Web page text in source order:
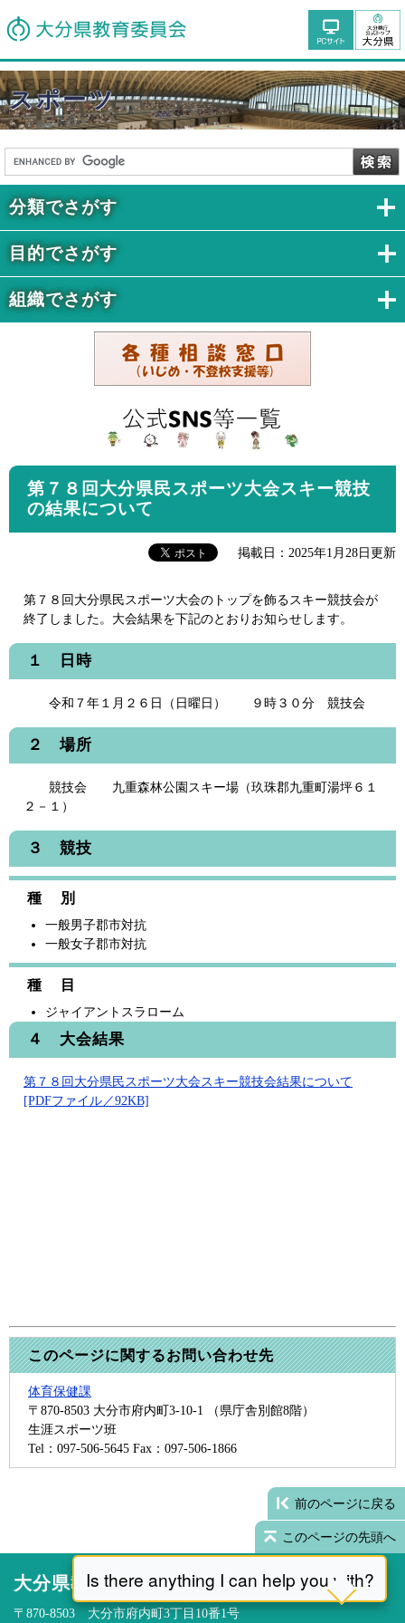
スポーツ
第７８回大分県民スポーツ大会スキー競技
の結果について
掲載日：2025年1月28日更新
第７８回大分県民スポーツ大会のトップを飾るスキー競技会が
終了しました。大会結果を下記のとおりお知らせします。
１ 日時
令和７年１月２６日（日曜日） ９時３０分 競技会
２ 場所
競技会 九重森林公園スキー場（玖珠郡九重町湯坪６１
２－１）
３ 競技
種 別
一般男子郡市対抗
一般女子郡市対抗
種 目
ジャイアントスラローム
４ 大会結果
第７８回大分県民スポーツ大会スキー競技会結果について
[PDFファイル／92KB]
このページに関するお問い合わせ先
体育保健課
〒870-8503 大分市府内町3-10-1 （県庁舎別館8階）
生涯スポーツ班
Tel：097-506-5645 Fax：097-506-1866
分類でさがす
目的でさがす
組織でさがす
前のページに戻る
このページの先頭へ
大分県教育委員会
〒870-8503 大分市府内町3丁目10番1号